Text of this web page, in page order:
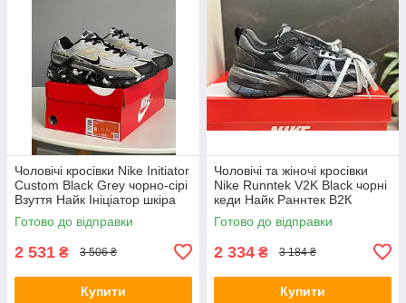
Чоловічі кросівки Nike Initiator
Custom Black Grey чорно-сірі
Взуття Найк Ініціатор шкіра
текстиль демісезонні для
хлопців
Готово до відправки
2 531 ₴ 3 506 ₴
Купити
Чоловічі та жіночі кросівки
Nike Runntek V2K Black чорні
кеди Найк Раннтек В2К
текстиль демісезон унісекс
В'єтнам
Готово до відправки
2 334 ₴ 3 184 ₴
Купити